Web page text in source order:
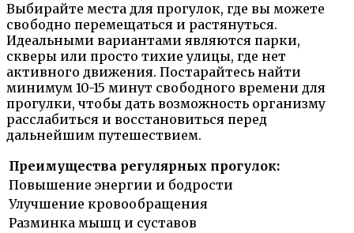
Выбирайте места для прогулок, где вы можете
свободно перемещаться и растянуться.
Идеальными вариантами являются парки,
скверы или просто тихие улицы, где нет
активного движения. Постарайтесь найти
минимум 10-15 минут свободного времени для
прогулки, чтобы дать возможность организму
расслабиться и восстановиться перед
дальнейшим путешествием.
Преимущества регулярных прогулок:
Повышение энергии и бодрости
Улучшение кровообращения
Разминка мышц и суставов